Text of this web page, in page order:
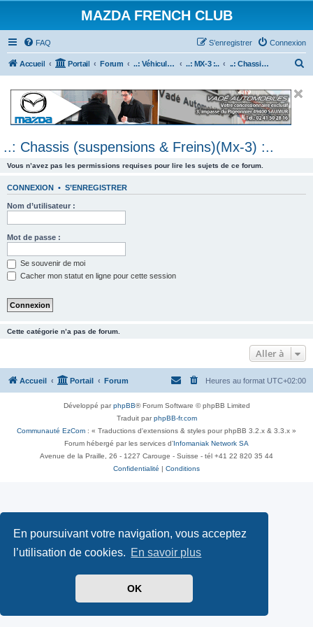
En poursuivant votre navigation, vous acceptez
l’utilisation de cookies. En savoir plus
OK
MAZDA FRENCH CLUB
FAQ Connexion
S’enregistrer
Accueil Portail Forum ..: Véhicules Mazda ancien (<2003) :.. ..: MX-3 :.. ..: Chassis (suspensions & Freins)(Mx-3) :..
e
..: Chassis (suspensions & Freins)(Mx-3) :..
Vous n’avez pas les permissions requises pour lire les sujets de ce forum.
CONNEXION • S’ENREGISTRER
Nom d’utilisateur :
Mot de passe :
Se souvenir de moi
Cacher mon statut en ligne pour cette session
Cette catégorie n’a pas de forum.
Aller à
Accueil Portail Forum Heures au format UTC+02:00
Développé parphpBB® Forum Software © phpBB Limited
Traduit parphpBB-fr.com
Communauté EzCom : « Traductions d'extensions & styles pour phpBB 3.2.x & 3.3.x »
Forum hébergé par les services d’ Infomaniak Network SA
Avenue de la Praille, 26 - 1227 Carouge - Suisse - tél +41 22 820 35 44
Confidentialité
Conditions